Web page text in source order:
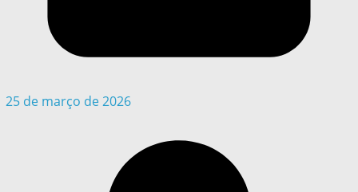
25 de março de 2026